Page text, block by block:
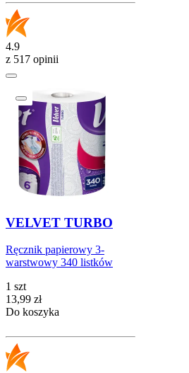
4.9
z 517 opinii
VELVET TURBO
Ręcznik papierowy 3-
warstwowy 340 listków
1 szt
Cena
13,99 zł
Do koszyka